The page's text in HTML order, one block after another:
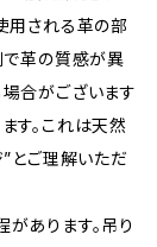
用される革の部
で革の質感が異
合がございます
す。これは天然
とご理解いただ
あります。吊り